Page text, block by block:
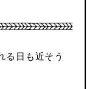
る日も近そう